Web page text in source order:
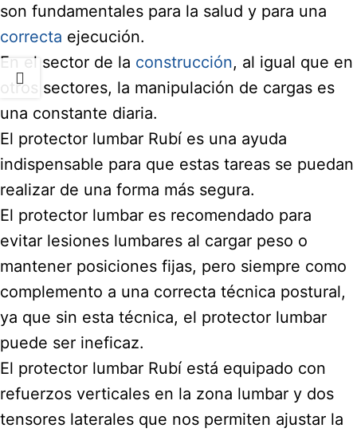
son fundamentales para la salud y para una
correcta ejecución.
En el sector de la construcción, al igual que en
otros sectores, la manipulación de cargas es
una constante diaria.
El protector lumbar Rubí es una ayuda
indispensable para que estas tareas se puedan
realizar de una forma más segura.
El protector lumbar es recomendado para
evitar lesiones lumbares al cargar peso o
mantener posiciones fijas, pero siempre como
complemento a una correcta técnica postural,
ya que sin esta técnica, el protector lumbar
puede ser ineficaz.
El protector lumbar Rubí está equipado con
refuerzos verticales en la zona lumbar y dos
tensores laterales que nos permiten ajustar la